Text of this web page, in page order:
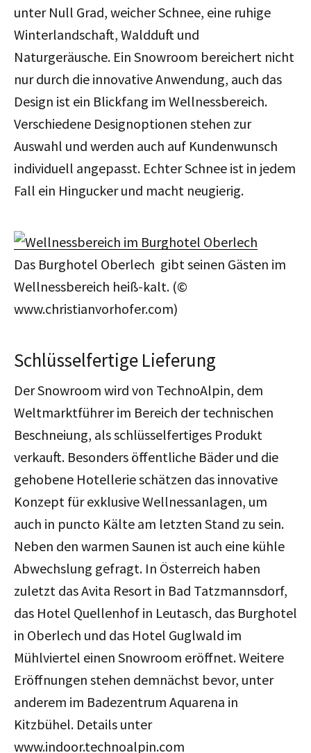
unter Null Grad, weicher Schnee, eine ruhige
Winterlandschaft, Waldduft und
Naturgeräusche. Ein Snowroom bereichert nicht
nur durch die innovative Anwendung, auch das
Design ist ein Blickfang im Wellnessbereich.
Verschiedene Designoptionen stehen zur
Auswahl und werden auch auf Kundenwunsch
individuell angepasst. Echter Schnee ist in jedem
Fall ein Hingucker und macht neugierig.
Das Burghotel Oberlech gibt seinen Gästen im
Wellnessbereich heiß-kalt. (©
www.christianvorhofer.com)
Schlüsselfertige Lieferung
Der Snowroom wird von TechnoAlpin, dem
Weltmarktführer im Bereich der technischen
Beschneiung, als schlüsselfertiges Produkt
verkauft. Besonders öffentliche Bäder und die
gehobene Hotellerie schätzen das innovative
Konzept für exklusive Wellnessanlagen, um
auch in puncto Kälte am letzten Stand zu sein.
Neben den warmen Saunen ist auch eine kühle
Abwechslung gefragt. In Österreich haben
zuletzt das Avita Resort in Bad Tatzmannsdorf,
das Hotel Quellenhof in Leutasch, das Burghotel
in Oberlech und das Hotel Guglwald im
Mühlviertel einen Snowroom eröffnet. Weitere
Eröffnungen stehen demnächst bevor, unter
anderem im Badezentrum Aquarena in
Kitzbühel. Details unter
www.indoor.technoalpin.com